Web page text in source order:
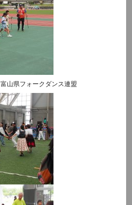
富山県フォークダンス連盟